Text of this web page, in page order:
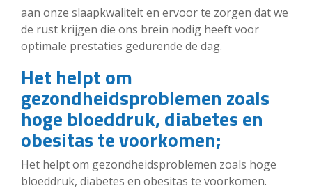
aan onze slaapkwaliteit en ervoor te zorgen dat we
de rust krijgen die ons brein nodig heeft voor
optimale prestaties gedurende de dag.
Het helpt om
gezondheidsproblemen zoals
hoge bloeddruk, diabetes en
obesitas te voorkomen;
Het helpt om gezondheidsproblemen zoals hoge
bloeddruk, diabetes en obesitas te voorkomen.